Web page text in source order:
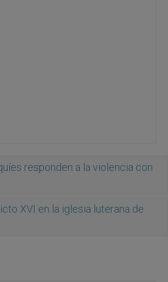
responden a la violencia con
XVI en la iglesia luterana de